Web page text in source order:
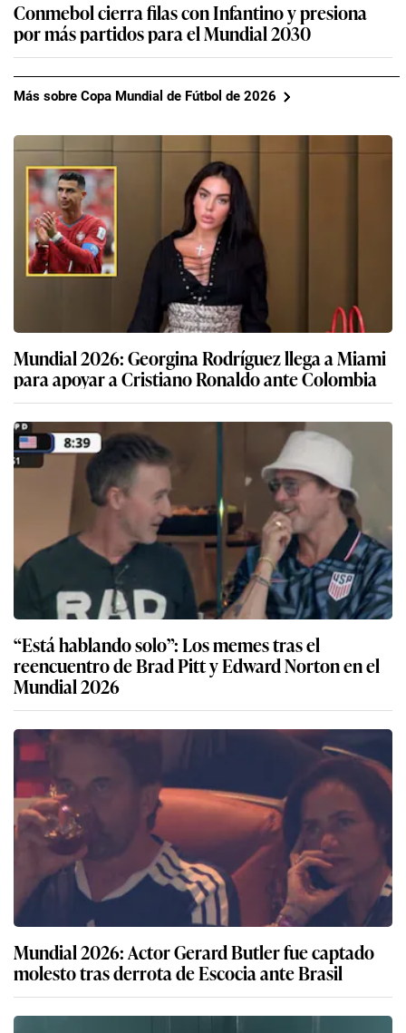
Conmebol cierra filas con Infantino y presiona
por más partidos para el Mundial 2030
Más sobre Copa Mundial de Fútbol de 2026
Mundial 2026: Georgina Rodríguez llega a Miami
para apoyar a Cristiano Ronaldo ante Colombia
“Está hablando solo”: Los memes tras el
reencuentro de Brad Pitt y Edward Norton en el
Mundial 2026
Mundial 2026: Actor Gerard Butler fue captado
molesto tras derrota de Escocia ante Brasil